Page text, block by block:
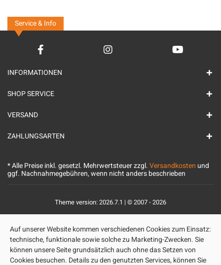
Service & Info
INFORMATIONEN
SHOP SERVICE
VERSAND
ZAHLUNGSARTEN
* Alle Preise inkl. gesetzl. Mehrwertsteuer zzgl.Versandkosten und
ggf. Nachnahmegebühren, wenn nicht anders beschrieben
Theme version: 2026.7.1 | © 2007 - 2026
Auf unserer Website kommen verschiedenen Cookies zum Einsatz:
technische, funktionale sowie solche zu Marketing-Zwecken. Sie
können unsere Seite grundsätzlich auch ohne das Setzen von
Cookies besuchen. Details zu den genutzten Services, können Sie